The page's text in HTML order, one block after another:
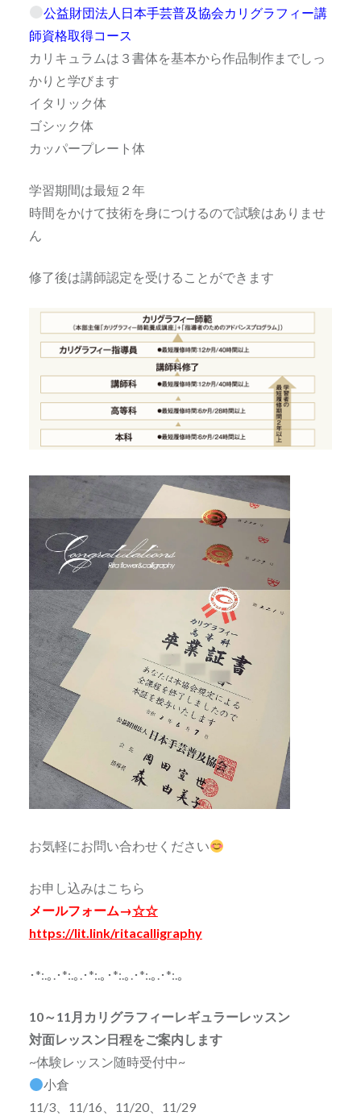
公益財団法人日本手芸普及協会カリグラフィー講
師資格取得コース
カリキュラムは３書体を基本から作品制作までしっ
かりと学びます
イタリック体
ゴシック体
カッパープレート体
学習期間は最短２年
時間をかけて技術を身につけるので試験はありませ
ん
修了後は講師認定を受けることができます
お気軽にお問い合わせください
お申し込みはこちら
メールフォーム→☆☆
https://lit.link/ritacalligraphy
･*:.｡.･*:.｡.･*:.｡･*:.｡.･*:.｡.･*:.｡
10～11月カリグラフィーレギュラーレッスン
対面レッスン日程をご案内します
~体験レッスン随時受付中~
小倉
11/3、11/16、11/20、11/29